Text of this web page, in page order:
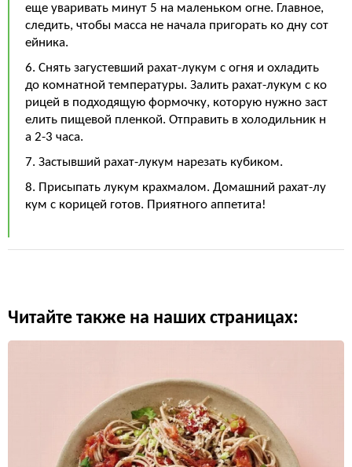
еще уваривать минут 5 на маленьком огне. Главное,
следить, чтобы масса не начала пригорать ко дну сот
ейника.
6. Снять загустевший рахат-лукум с огня и охладить
до комнатной температуры. Залить рахат-лукум с ко
рицей в подходящую формочку, которую нужно заст
елить пищевой пленкой. Отправить в холодильник н
а 2-3 часа.
7. Застывший рахат-лукум нарезать кубиком.
8. Присыпать лукум крахмалом. Домашний рахат-лу
кум с корицей готов. Приятного аппетита!
Читайте также на наших страницах: